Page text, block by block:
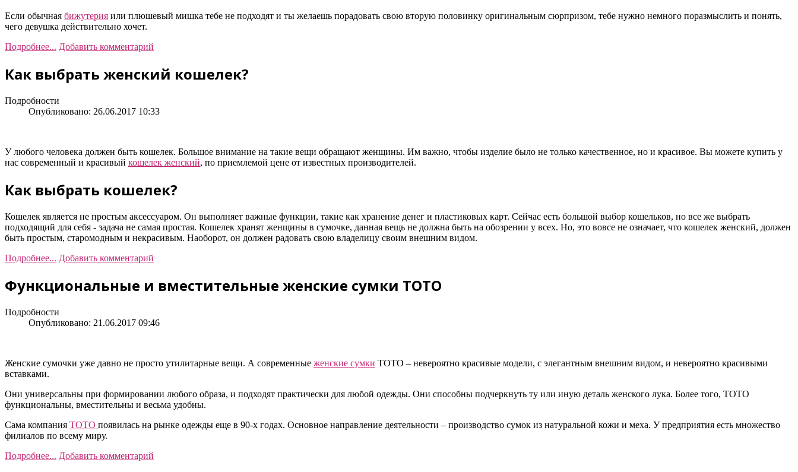
Если обычная бижутерия или плюшевый мишка тебе не подходят и ты желаешь порадовать свою вторую половинку оригинальным сюрпризом, тебе нужно немного поразмыслить и понять,
чего девушка действительно хочет.
Подробнее... Добавить комментарий
Как выбрать женский кошелек?
Подробности
Опубликовано: 26.06.2017 10:33
У любого человека должен быть кошелек. Большое внимание на такие вещи обращают женщины. Им важно, чтобы изделие было не только качественное, но и красивое. Вы можете купить у
нас современный и красивый кошелек женский, по приемлемой цене от известных производителей.
Как выбрать кошелек?
Кошелек является не простым аксессуаром. Он выполняет важные функции, такие как хранение денег и пластиковых карт. Сейчас есть большой выбор кошельков, но все же выбрать
подходящий для себя - задача не самая простая. Кошелек хранят женщины в сумочке, данная вещь не должна быть на обозрении у всех. Но, это вовсе не означает, что кошелек женский, должен
быть простым, старомодным и некрасивым. Наоборот, он должен радовать свою владелицу своим внешним видом.
Подробнее... Добавить комментарий
Функциональные и вместительные женские сумки ТОТО
Подробности
Опубликовано: 21.06.2017 09:46
Женские сумочки уже давно не просто утилитарные вещи. А современные женские сумки ТОТО – невероятно красивые модели, с элегантным внешним видом, и невероятно красивыми
вставками.
Они универсальны при формировании любого образа, и подходят практически для любой одежды. Они способны подчеркнуть ту или иную деталь женского лука. Более того, ТОТО
функциональны, вместительны и весьма удобны.
Сама компания ТОТО появилась на рынке одежды еще в 90-х годах. Основное направление деятельности – производство сумок из натуральной кожи и меха. У предприятия есть множество
филиалов по всему миру.
Подробнее... Добавить комментарий